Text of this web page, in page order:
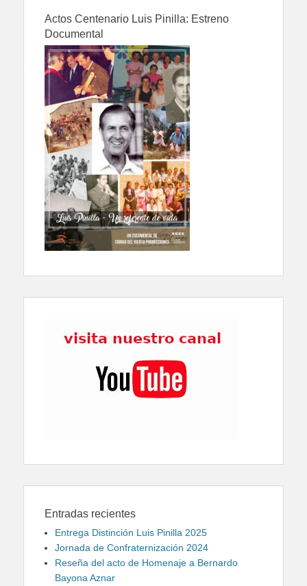
Actos Centenario Luis Pinilla: Estreno
Documental
Entradas recientes
Entrega Distinción Luis Pinilla 2025
Jornada de Confraternización 2024
Reseña del acto de Homenaje a Bernardo
Bayona Aznar